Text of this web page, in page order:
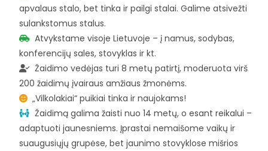
apvalaus stalo, bet tinka ir pailgi stalai. Galime atsivežti
sulankstomus stalus.
Atvykstame visoje Lietuvoje – į namus, sodybas,
konferencijų sales, stovyklas ir kt.
Žaidimo vedėjas turi 8 metų patirtį, moderuota virš
200 žaidimų įvairaus amžiaus žmonėms.
„Vilkolakiai“ puikiai tinka ir naujokams!
Žaidimą galima žaisti nuo 14 metų, o esant reikalui –
adaptuoti jaunesniems. Įprastai nemaišome vaikų ir
suaugusiųjų grupėse, bet jaunimo stovyklose mišrios